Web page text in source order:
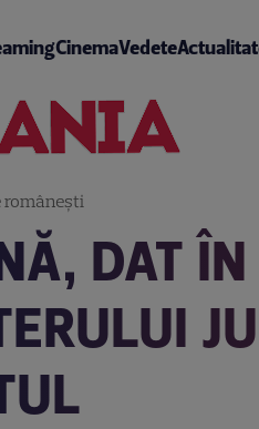
CinemaVedete
româneşti
DAT ÎN